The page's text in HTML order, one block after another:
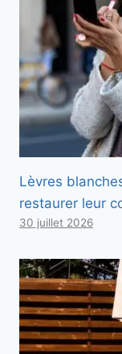
Lèvres
restaurer leur
30 juillet 2026